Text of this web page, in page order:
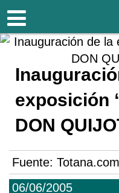
Totana.com
06/06/2005
exposición
DON
Fuente: Totana.com